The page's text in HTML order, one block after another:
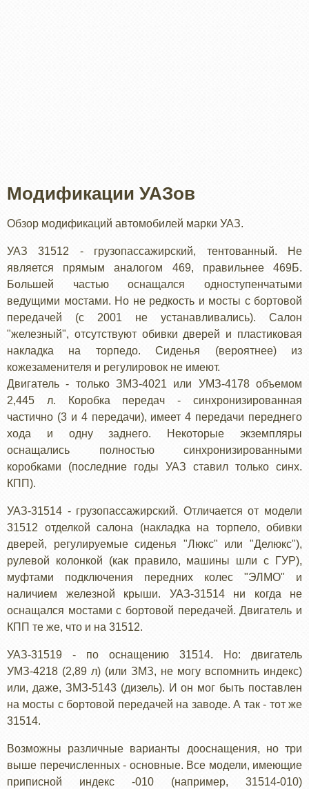
Модификации УАЗов
Обзор модификаций автомобилей марки УАЗ.
УАЗ 31512 - грузопассажирский, тентованный. Не
является прямым аналогом 469, правильнее 469Б.
Большей частью оснащался одноступенчатыми
ведущими мостами. Но не редкость и мосты с бортовой
передачей (с 2001 не устанавливались). Салон
"железный", отсутствуют обивки дверей и пластиковая
накладка на торпедо. Сиденья (вероятнее) из
кожезаменителя и регулировок не имеют.
Двигатель - только ЗМЗ-4021 или УМЗ-4178 объемом
2,445 л. Коробка передач - синхронизированная
частично (3 и 4 передачи), имеет 4 передачи переднего
хода и одну заднего. Некоторые экземпляры
оснащались полностью синхронизированными
коробками (последние годы УАЗ ставил только синх.
КПП).
УАЗ-31514 - грузопассажирский. Отличается от модели
31512 отделкой салона (накладка на торпело, обивки
дверей, регулируемые сиденья "Люкс" или "Делюкс"),
рулевой колонкой (как правило, машины шли с ГУР),
муфтами подключения передних колес "ЭЛМО" и
наличием железной крыши. УАЗ-31514 ни когда не
оснащался мостами с бортовой передачей. Двигатель и
КПП те же, что и на 31512.
УАЗ-31519 - по оснащению 31514. Но: двигатель
УМЗ-4218 (2,89 л) (или ЗМЗ, не могу вспомнить индекс)
или, даже, ЗМЗ-5143 (дизель). И он мог быть поставлен
на мосты с бортовой передачей на заводе. А так - тот же
31514.
Возможны различные варианты дооснащения, но три
выше перечисленных - основные. Все модели, имеющие
приписной индекс -010 (например, 31514-010)